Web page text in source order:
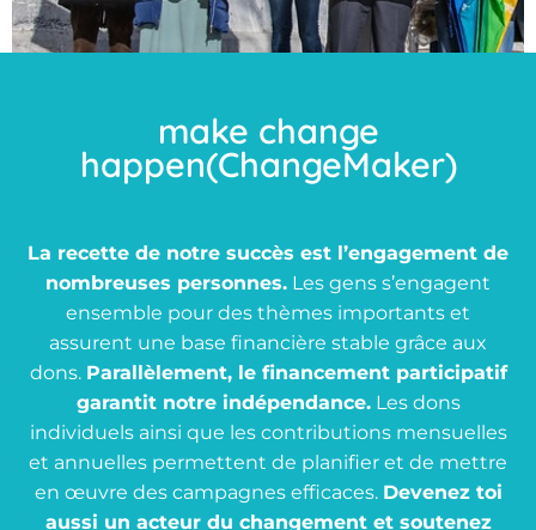
make change
happen(ChangeMaker)
La recette de notre succès est l’engagement de
nombreuses personnes. Les gens s’engagent
ensemble pour des thèmes importants et
assurent une base financière stable grâce aux
dons. Parallèlement, le financement participatif
garantit notre indépendance.Les dons
individuels ainsi que les contributions mensuelles
et annuelles permettent de planifier et de mettre
en œuvre des campagnes efficaces. Devenez toi
aussi un acteur du changement et soutenez